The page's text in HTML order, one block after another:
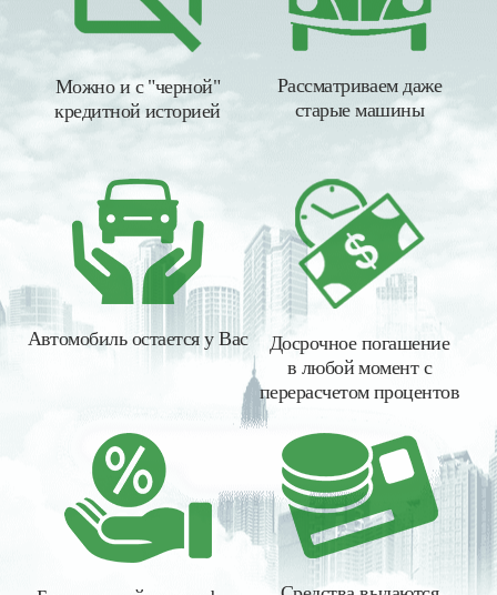
Можно и с "черной"
кредитной историей
Рассматриваем даже
старые машины
Автомобиль остается у Вас
Досрочное погашение
в любой момент с
перерасчетом процентов